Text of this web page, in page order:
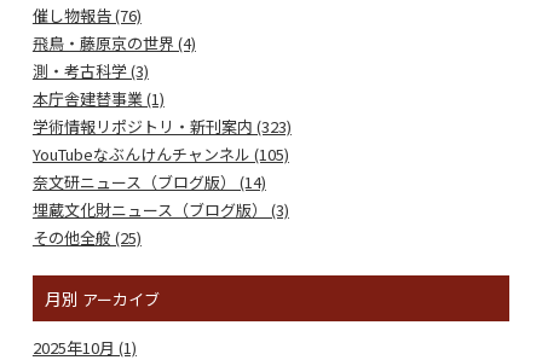
催し物報告 (76)
飛鳥・藤原京の世界 (4)
測・考古科学 (3)
本庁舎建替事業 (1)
学術情報リポジトリ・新刊案内 (323)
YouTubeなぶんけんチャンネル (105)
奈文研ニュース（ブログ版） (14)
埋蔵文化財ニュース（ブログ版） (3)
その他全般 (25)
月別 アーカイブ
2025年10月 (1)